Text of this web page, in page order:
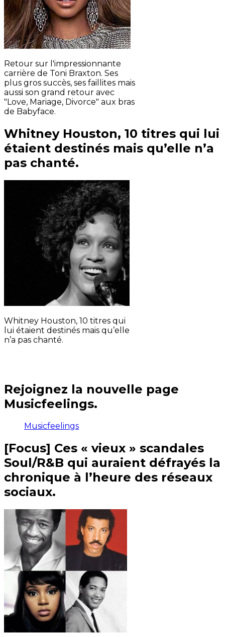
Retour sur l'impressionnante
carrière de Toni Braxton. Ses
plus gros succès, ses faillites mais
aussi son grand retour avec
"Love, Mariage, Divorce" aux bras
de Babyface.
Whitney Houston, 10 titres qui lui
étaient destinés mais qu’elle n’a
pas chanté.
Whitney Houston, 10 titres qui
lui étaient destinés mais qu’elle
n’a pas chanté.
Rejoignez la nouvelle page
Musicfeelings.
Musicfeelings
[Focus] Ces « vieux » scandales
Soul/R&B qui auraient défrayés la
chronique à l’heure des réseaux
sociaux.